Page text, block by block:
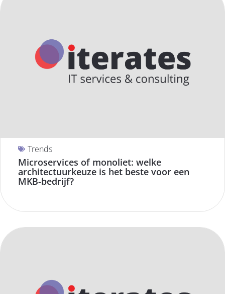
Trends
Microservices of monoliet: welke
architectuurkeuze is het beste voor een
MKB-bedrijf?